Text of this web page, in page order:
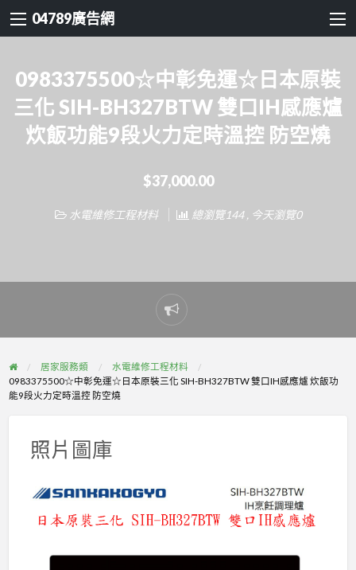
04789廣告網
0983375500☆中彰免運☆日本原裝
三化 SIH-BH327BTW 雙口IH感應爐
炊飯功能9段火力定時溫控 防空燒
$37,000.00
水電維修工程材料 總瀏覽144 , 今天瀏覽0
Report
problem
居家服務類
水電維修工程材料
0983375500☆中彰免運☆日本原裝三化 SIH-BH327BTW 雙口IH感應爐 炊飯功
能9段火力定時溫控 防空燒
照片圖庫